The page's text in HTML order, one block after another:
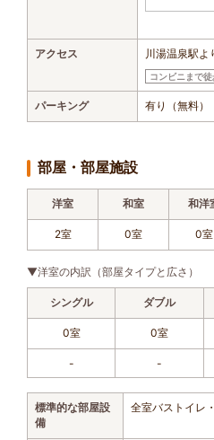
アクセス 川湯温泉駅
コンビニまで
パーキング 有り（無料）
部屋・部屋施設
洋室 和室 和洋
2室 0室 0室
▼洋室の内訳（部屋タイプと広さ）
シングル ダブル
0室 0室
- -
標準的な部屋設
備
全室バストイレ